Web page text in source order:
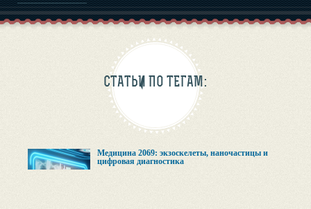
СТАТЬИ ПО ТЕГАМ:
Медицина 2069: экзоскелеты, наночастицы и
цифровая диагностика